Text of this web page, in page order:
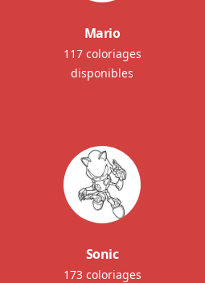
Mario
117 coloriages
disponibles
Sonic
173 coloriages